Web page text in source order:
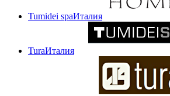
Tumidei spaИталия
TuraИталия